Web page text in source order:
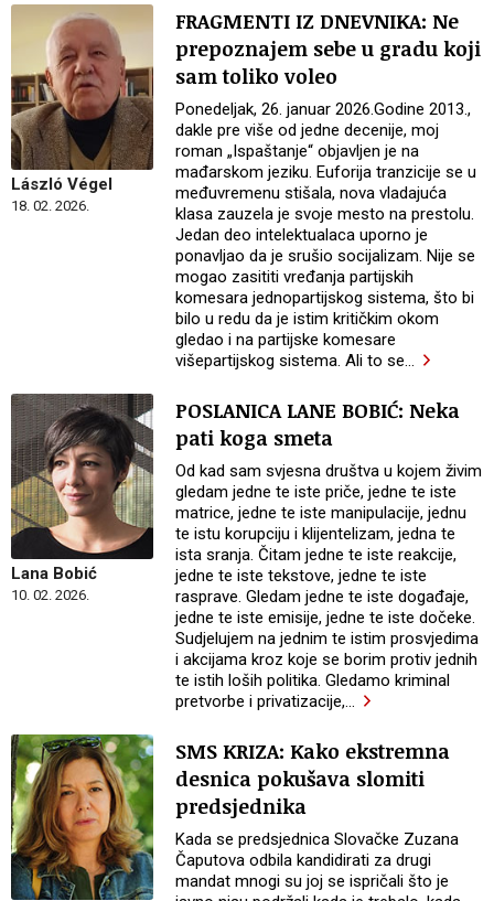
László Végel
18. 02. 2026.
FRAGMENTI IZ DNEVNIKA: Ne
prepoznajem sebe u gradu koji
sam toliko voleo
Ponedeljak, 26. januar 2026.Godine 2013.,
dakle pre više od jedne decenije, moj
roman „Ispaštanje“ objavljen je na
mađarskom jeziku. Euforija tranzicije se u
međuvremenu stišala, nova vladajuća
klasa zauzela je svoje mesto na prestolu.
Jedan deo intelektualaca uporno je
ponavljao da je srušio socijalizam. Nije se
mogao zasititi vređanja partijskih
komesara jednopartijskog sistema, što bi
bilo u redu da je istim kritičkim okom
gledao i na partijske komesare
višepartijskog sistema. Ali to se…
Lana Bobić
10. 02. 2026.
POSLANICA LANE BOBIĆ: Neka
pati koga smeta
Od kad sam svjesna društva u kojem živim
gledam jedne te iste priče, jedne te iste
matrice, jedne te iste manipulacije, jednu
te istu korupciju i klijentelizam, jedna te
ista sranja. Čitam jedne te iste reakcije,
jedne te iste tekstove, jedne te iste
rasprave. Gledam jedne te iste događaje,
jedne te iste emisije, jedne te iste dočeke.
Sudjelujem na jednim te istim prosvjedima
i akcijama kroz koje se borim protiv jednih
te istih loših politika. Gledamo kriminal
pretvorbe i privatizacije,…
SMS KRIZA: Kako ekstremna
desnica pokušava slomiti
predsjednika
Kada se predsjednica Slovačke Zuzana
Čaputova odbila kandidirati za drugi
mandat mnogi su joj se ispričali što je